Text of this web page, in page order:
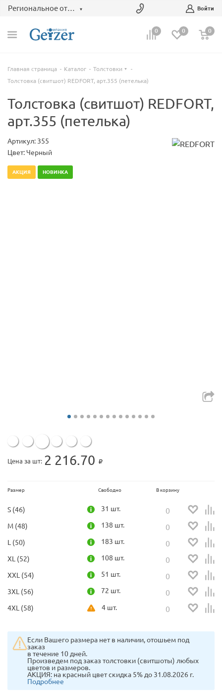
Региональное отделение Войти
0 0 0
Главная страница Каталог
Толстовки
Толстовка (свитшот) REDFORT, арт.355 (петелька)
Толстовка (свитшот) REDFORT,
арт.355 (петелька)
Артикул: 355
Цвет: Черный
АКЦИЯ НОВИНКА
Цена за шт: 2 216.70
Размер Свободно В корзину
S (46) 31 шт.
M (48) 138 шт.
L (50) 183 шт.
XL (52) 108 шт.
XXL (54) 51 шт.
3XL (56) 72 шт.
4XL (58) 4 шт.
Если Вашего размера нет в наличии, отошьем под
заказ
в течение 10 дней.
Произведем под заказ толстовки (свитшоты) любых
цветов и размеров.
АКЦИЯ: на красный цвет скидка 5% до 31.08.2026 г.
Подробнее